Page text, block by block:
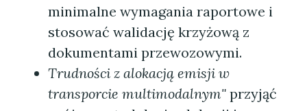
minimalne wymagania raportowe i
stosować walidację krzyżową z
dokumentami przewozowymi.
Trudności z alokacją emisji w
transporcie multimodalnym" przyjąć